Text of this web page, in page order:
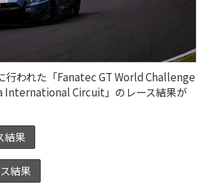
行われた「Fanatec GT World Challenge
International Circuit」のレース結果が
果
結果